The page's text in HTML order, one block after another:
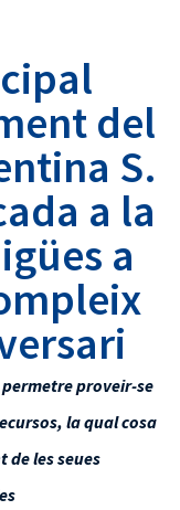
del
S.
a la
a
proveir-se
la qual cosa
les seues